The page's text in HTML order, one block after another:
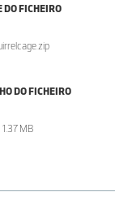
DO FICHEIRO
DO FICHEIRO
1.37 MB